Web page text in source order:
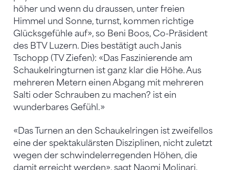
höher und wenn du draussen, unter freien
Himmel und Sonne, turnst, kommen richtige
Glücksgefühle auf», so Beni Boos, Co-Präsident
des BTV Luzern. Dies bestätigt auch Janis
Tschopp (TV Ziefen): «Das Faszinierende am
Schaukelringturnen ist ganz klar die Höhe. Aus
mehreren Metern einen Abgang mit mehreren
Salti oder Schrauben zu machen? ist ein
wunderbares Gefühl.»
«Das Turnen an den Schaukelringen ist zweifellos
eine der spektakulärsten Disziplinen, nicht zuletzt
wegen der schwindelerregenden Höhen, die
damit erreicht werden», sagt Naomi Molinari,